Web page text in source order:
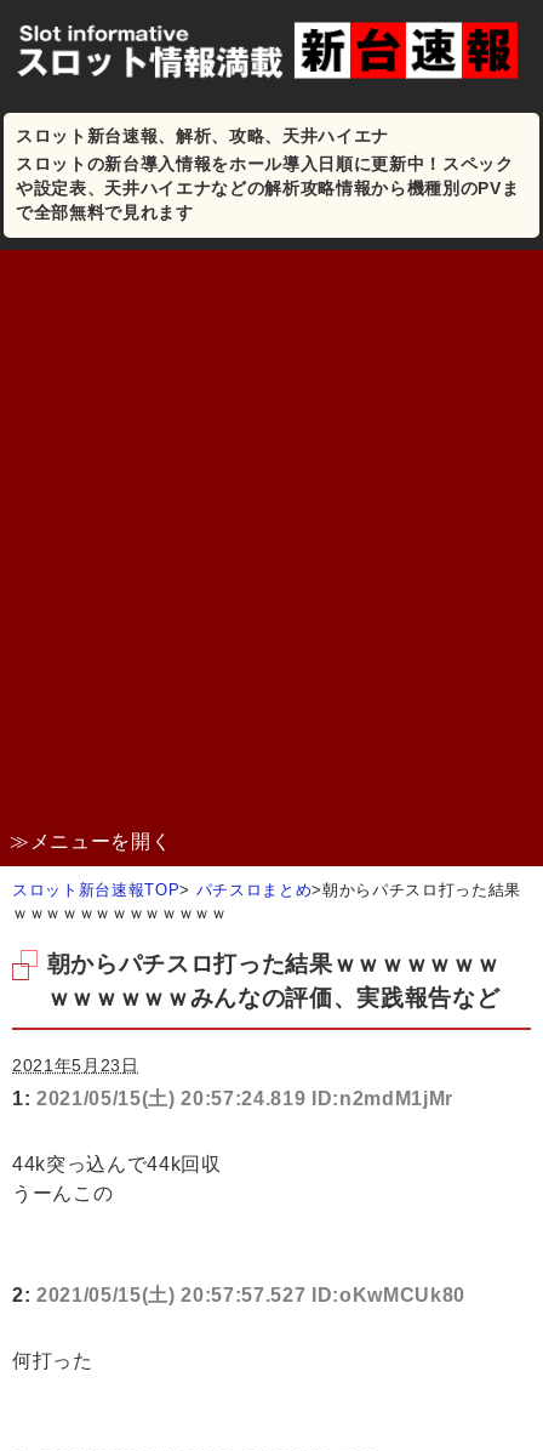
スロット新台速報、解析、攻略、天井ハイエナ
スロットの新台導入情報をホール導入日順に更新中！スペック
や設定表、天井ハイエナなどの解析攻略情報から機種別のPVま
で全部無料で見れます
≫メニューを開く
スロット新台速報TOP> パチスロまとめ>朝からパチスロ打った結果
ｗｗｗｗｗｗｗｗｗｗｗｗｗ
朝からパチスロ打った結果ｗｗｗｗｗｗｗ
ｗｗｗｗｗｗみんなの評価、実践報告など
2021年5月23日
1: 2021/05/15(土) 20:57:24.819 ID:n2mdM1jMr
44k突っ込んで44k回収
うーんこの
2: 2021/05/15(土) 20:57:57.527 ID:oKwMCUk80
何打った